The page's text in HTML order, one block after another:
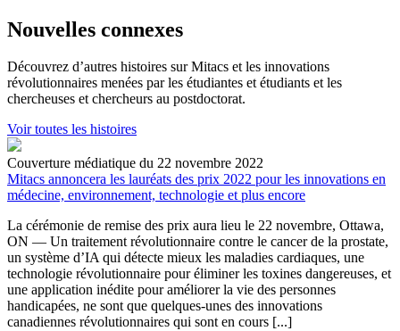
Nouvelles connexes
Découvrez d’autres histoires sur Mitacs et les innovations
révolutionnaires menées par les étudiantes et étudiants et les
chercheuses et chercheurs au postdoctorat.
Voir toutes les histoires
Couverture médiatique du 22 novembre 2022
Mitacs annoncera les lauréats des prix 2022 pour les innovations en
médecine, environnement, technologie et plus encore
La cérémonie de remise des prix aura lieu le 22 novembre, Ottawa,
ON — Un traitement révolutionnaire contre le cancer de la prostate,
un système d’IA qui détecte mieux les maladies cardiaques, une
technologie révolutionnaire pour éliminer les toxines dangereuses, et
une application inédite pour améliorer la vie des personnes
handicapées, ne sont que quelques-unes des innovations
canadiennes révolutionnaires qui sont en cours [...]